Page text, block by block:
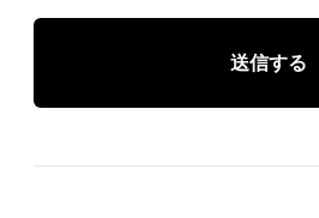
送信する